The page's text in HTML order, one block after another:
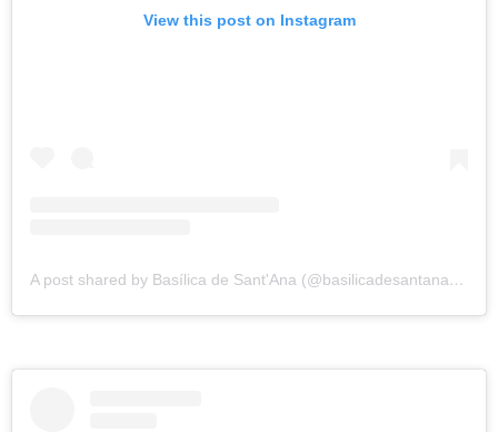
View this post on Instagram
A post shared by Basílica de Sant'Ana (@basilicadesantanasp)